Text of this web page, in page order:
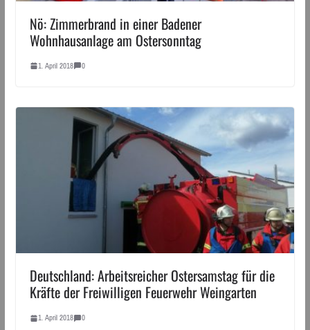
Nö: Zimmerbrand in einer Badener
Wohnhausanlage am Ostersonntag
1. April 2018 0
Deutschland: Arbeitsreicher Ostersamstag für die
Kräfte der Freiwilligen Feuerwehr Weingarten
1. April 2018 0